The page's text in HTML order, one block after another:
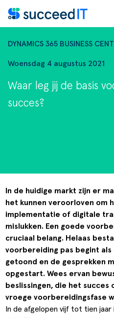
Central
Blogs & Nieuws
Webinars & Events
Downloads
Klantcases
Business Central
SucceedIT
aanpak
klanten
team
bij SucceedIT
partners
DYNAMICS 365 BUSINESS
Woensdag 4 augustus 2021
Waar leg jij de basis
succes?
In de huidige markt zijn er
het kunnen veroorloven om
implementatie of digitale
mislukken. Een goede
cruciaal belang. Helaas
voorbereiding pas begint
getoond en de gesprekken
opgestart. Wees ervan
beslissingen, die het succes
vroege voorbereidingsfase
In de afgelopen vijf tot tien jaar